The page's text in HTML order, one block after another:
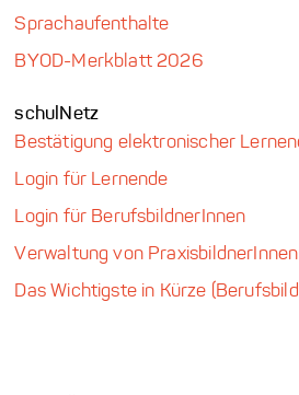
Sprachaufenthalte
BYOD-Merkblatt 2026
schulNetz
Bestätigung elektronischer
Login für Lernende
Login für BerufsbildnerInnen
Verwaltung von PraxisbildnerInnen
Das Wichtigste in Kürze